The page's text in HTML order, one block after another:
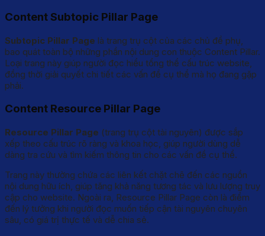
Content Subtopic Pillar Page
Subtopic Pillar Page là trang trụ cột của các chủ đề phụ,
bao quát toàn bộ những phần nội dung con thuộc Content Pillar.
Loại trang này giúp người đọc hiểu tổng thể cấu trúc website,
đồng thời giải quyết chi tiết các vấn đề cụ thể mà họ đang gặp
phải.
Content Resource Pillar Page
Resource Pillar Page (trang trụ cột tài nguyên) được sắp
xếp theo cấu trúc rõ ràng và khoa học, giúp người dùng dễ
dàng tra cứu và tìm kiếm thông tin cho các vấn đề cụ thể.
Trang này thường chứa các liên kết chặt chẽ đến các nguồn
nội dung hữu ích, giúp tăng khả năng tương tác và lưu lượng truy
cập cho website. Ngoài ra, Resource Pillar Page còn là điểm
đến lý tưởng khi người đọc muốn tiếp cận tài nguyên chuyên
sâu, có giá trị thực tế và dễ chia sẻ.